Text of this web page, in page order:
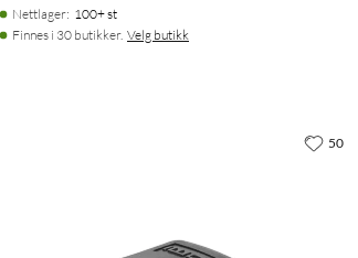
Nettlager: 100+ st
Finnes i 30 butikker. Velg butikk
50